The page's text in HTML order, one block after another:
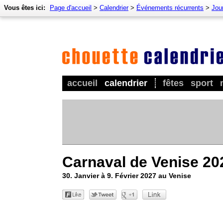
accueil calendrier fêtes sport
Vous êtes ici: Page d'accueil > Calendrier> Événements récurrents >
Carnaval de Venise
30. Janvier à 9. Février 2027 au Venise